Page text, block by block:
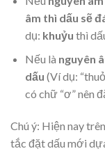
âm thì dấu sẽ
dụ: khuỷu thì
Nếu là nguyên
dấu (Ví dụ:
có chữ “ơ” nên
Chú ý: Hiện nay
tắc đặt dấu mới